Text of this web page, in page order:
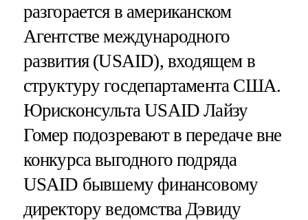
разгорается в американском
Агентстве международного
развития (USAID), входящем в
структуру госдепартамента США.
Юрисконсульта USAID Лайзу
Гомер подозревают в передаче вне
конкурса выгодного подряда
USAID бывшему финансовому
директору ведомства Дэвиду